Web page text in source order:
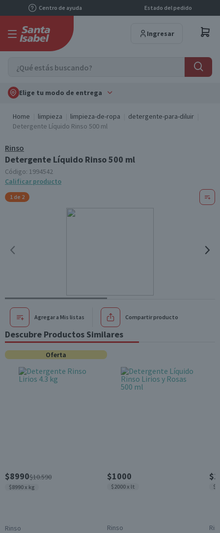
Centro de ayuda Estado del pedido
Ingresar
Elige tu modo de entrega
Home limpieza limpieza-de-ropa
detergente-para-diluir
Detergente Líquido Rinso 500 ml
Rinso
Detergente Líquido Rinso 500 ml
Código: 1994542
Calificar producto
1 de 2
Agregar a Mis listas Compartir producto
Descubre Productos Similares
Oferta
$8990$10.590
$8990 x kg
Rinso
$1000
$2000 x lt
Rinso